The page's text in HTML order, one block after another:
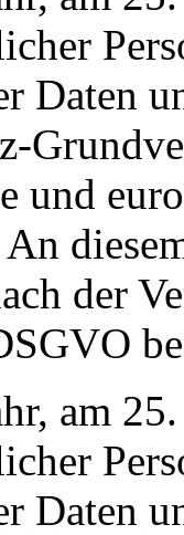
Daten
und
der
am
Daten